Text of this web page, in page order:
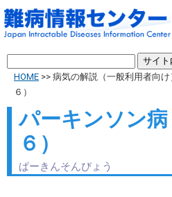
HOME >> 病気の解説（一般利用者向け
６）
パーキンソン
６）
ぱーきんそんびょう